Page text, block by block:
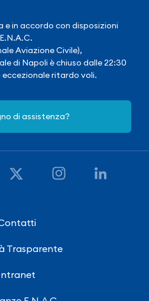
e in accordo con disposizioni
E.N.A.C.
Aviazione Civile),
di Napoli è chiuso dalle 22:30
ritardo voli.
di assistenza?
Trasparente